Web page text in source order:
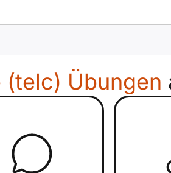
(telc) Übungen